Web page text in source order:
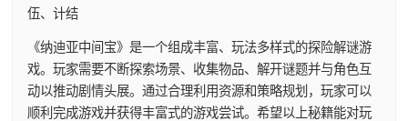
伍、计结
《纳迪亚中间宝》是一个组成丰富、玩法多样式的探险解谜游
戏。玩家需要不断探索场景、收集物品、解开谜题并与角色互
动以推动剧情头展。通过合理利用资源和策略规划，玩家可以
顺利完成游戏并获得丰富式的游戏尝试。希望以上秘籍能对玩